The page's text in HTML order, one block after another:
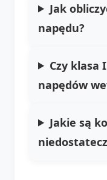
Jak
napędu?
Czy klasa
napędów
Jakie są